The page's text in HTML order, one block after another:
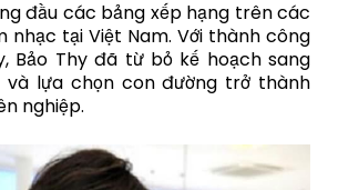
đầu các bảng xếp hạng trên các
nhạc tại Việt Nam. Với thành công
Bảo Thy đã từ bỏ kế hoạch sang
và lựa chọn con đường trở thành
nghiệp.